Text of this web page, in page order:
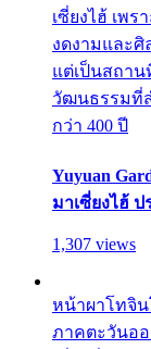
เซี่ยงไฮ้ เพ
งดงามและ
แต่เป็นสถา
วัฒนธรรมที่
กว่า 400 ปี
Yuyuan
มาเซี่ยงไฮ้ ป
1,307 views
หน้าผาโทจิน
ภาคตะวันอ